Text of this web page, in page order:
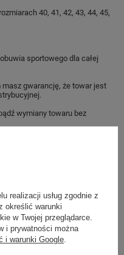
40, 41, 42, 43, 44, 45,
sportowego dla całej
gwarancję, że towar jest
wymiany towaru bez
realizacji usług zgodnie z
określić warunki
w Twojej przeglądarce.
i prywatności można
i warunki Google.